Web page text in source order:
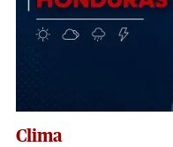
Clima